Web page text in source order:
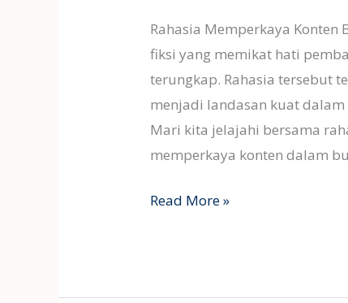
Rahasia Memperkaya
fiksi yang memikat hati
terungkap. Rahasia tersebut
menjadi landasan kuat
Mari kita jelajahi bersama
memperkaya konten dalam
ANDA
Read More »